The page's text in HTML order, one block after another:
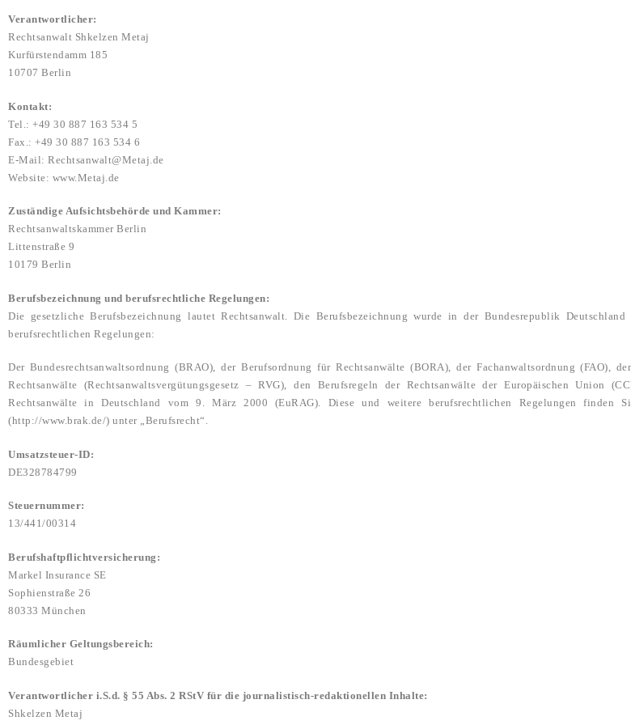
Verantwortlicher:
Rechtsanwalt Shkelzen Metaj
Kurfürstendamm 185
10707 Berlin
Kontakt:
Tel.: +49 30 887 163 534 5
Fax.: +49 30 887 163 534 6
E-Mail: Rechtsanwalt@Metaj.de
Website: www.Metaj.de
Zuständige Aufsichtsbehörde und Kammer:
Rechtsanwaltskammer Berlin
Littenstraße 9
10179 Berlin
Berufsbezeichnung und berufsrechtliche Regelungen:
Die gesetzliche Berufsbezeichnung lautet Rechtsanwalt. Die Berufsbezeichnung wurde in der Bundesrepublik
berufsrechtlichen Regelungen:
Der Bundesrechtsanwaltsordnung (BRAO), der Berufsordnung für Rechtsanwälte (BORA), der Fachanwaltsordnung (FAO),
Rechtsanwälte (Rechtsanwaltsvergütungsgesetz – RVG), den Berufsregeln der Rechtsanwälte der Europäischen Union
Rechtsanwälte in Deutschland vom 9. März 2000 (EuRAG). Diese und weitere berufsrechtlichen Regelungen finden
(http://www.brak.de/) unter „Berufsrecht“.
Umsatzsteuer-ID:
DE328784799
Steuernummer:
13/441/00314
Berufshaftpflichtversicherung:
Markel Insurance SE
Sophienstraße 26
80333 München
Räumlicher Geltungsbereich:
Bundesgebiet
Verantwortlicher i.S.d. § 55 Abs. 2 RStV für die journalistisch-redaktionellen Inhalte:
Shkelzen Metaj